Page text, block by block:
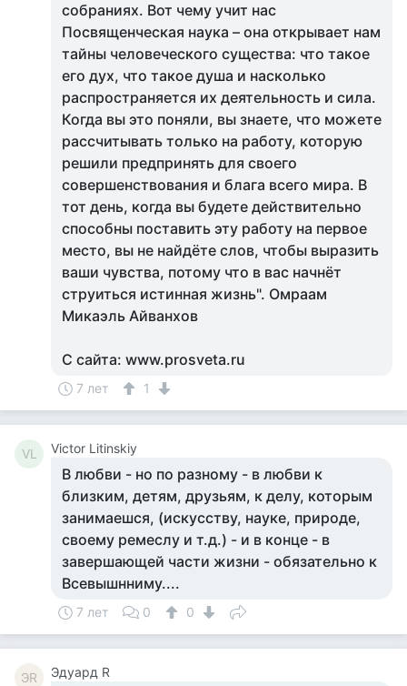
собраниях. Вот чему учит нас
Посвященческая наука – она открывает нам
тайны человеческого существа: что такое
его дух, что такое душа и насколько
распространяется их деятельность и сила.
Когда вы это поняли, вы знаете, что можете
рассчитывать только на работу, которую
решили предпринять для своего
совершенствования и блага всего мира. В
тот день, когда вы будете действительно
способны поставить эту работу на первое
место, вы не найдёте слов, чтобы выразить
ваши чувства, потому что в вас начнёт
струиться истинная жизнь". Омраам
Микаэль Айванхов
С сайта: www.prosveta.ru
7 лет 1
VL Victor Litinskiy
В любви - но по разному - в любви к
близким, детям, друзьям, к делу, которым
занимаешся, (искусству, науке, природе,
своему ремеслу и т.д.) - и в конце - в
завершающей части жизни - обязательно к
Всевышнниму....
7 лет 0 0
ЭR Эдуард R